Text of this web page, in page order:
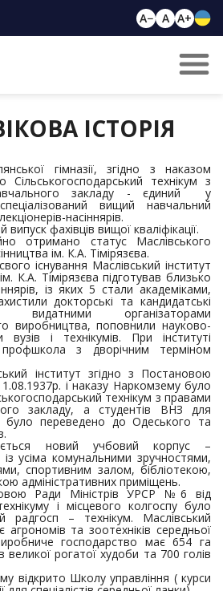
A− A A+
ІСТОРІЯ
гімназії, згідно з наказом
технікум з
закладу - єдиний у
вищий навчальний
насіннярів.
фахівців вищої кваліфікації.
отримано статус Маслівського
ім. К.А. Тімірязєва.
існування Маслівський інститут
К.А. Тімірязєва підготував близько
із яких 5 стали академіками,
докторські та кандидатські
видатними організаторами
виробництва, поповнили науково-
вузів і технікумів. При інституті
з дворічним терміном
інститут згідно з Постановою
і наказу Наркомзему було
технікум з правами
закладу, а студентів ВНЗ для
було переведено до Одеського та
новий учбовий корпус –
усіма комунальними зручностями,
спортивним залом, бібліотекою,
адміністративних приміщень.
Ради Міністрів УРСР №6 від
і місцевого колгоспу було
радгосп – технікум. Маслівський
агрономів та зоотехніків середньої
господарство має 654 га
великої рогатої худоби та 700 голів
відкрито Школу управління ( курси